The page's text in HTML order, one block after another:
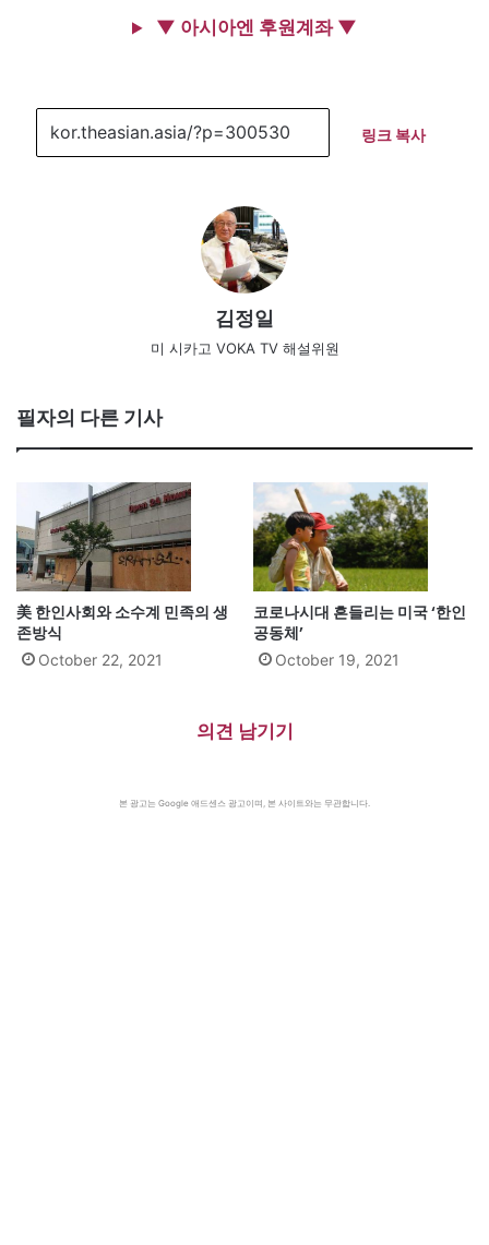
▼ 아시아엔 후원계좌 ▼
링크 복사
김정일
미 시카고 VOKA TV 해설위원
필자의 다른 기사
美 한인사회와 소수계 민족의 생
존방식
October 22, 2021
코로나시대 흔들리는 미국 ‘한인
공동체’
October 19, 2021
의견 남기기
본 광고는 Google 애드센스 광고이며, 본 사이트와는 무관합니다.